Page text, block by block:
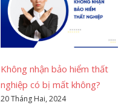
Không nhận bảo hiểm thất
nghiệp có bị mất không?
20 Tháng Hai, 2024